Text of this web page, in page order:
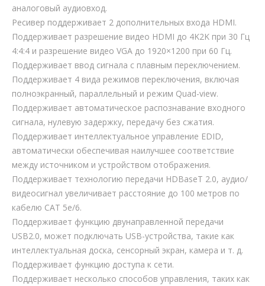
аналоговый аудиовход.
Ресивер поддерживает 2 дополнительных входа HDMI.
Поддерживает разрешение видео HDMI до 4K2K при 30 Гц
4:4:4 и разрешение видео VGA до 1920×1200 при 60 Гц.
Поддерживает ввод сигнала с плавным переключением.
Поддерживает 4 вида режимов переключения, включая
полноэкранный, параллельный и режим Quad-view.
Поддерживает автоматическое распознавание входного
сигнала, нулевую задержку, передачу без сжатия.
Поддерживает интеллектуальное управление EDID,
автоматически обеспечивая наилучшее соответствие
между источником и устройством отображения.
Поддерживает технологию передачи HDBaseT 2.0, аудио/
видеосигнал увеличивает расстояние до 100 метров по
кабелю CAT 5e/6.
Поддерживает функцию двунаправленной передачи
USB2.0, может подключать USB-устройства, такие как
интеллектуальная доска, сенсорный экран, камера и т. д.
Поддерживает функцию доступа к сети.
Поддерживает несколько способов управления, таких как